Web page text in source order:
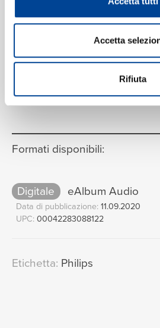
Accetta
Rifiuta
Version)
Chi Xin De Fei Xu (Dian
"Huang Jin Shi Ni An"
Alan Tam
Formati disponibili:
Digitale eAlbum Audio
Data di pubblicazione: 11.09.2020
UPC: 00042283088122
Etichetta: Philips